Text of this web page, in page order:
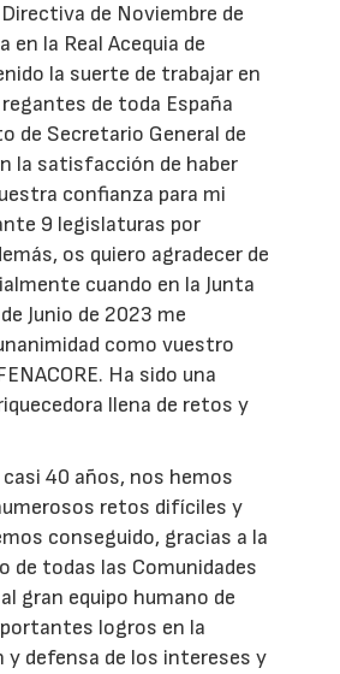
de Noviembre de
en la Real Acequia de
la suerte de trabajar en
de toda España
de Secretario General de
la satisfacción de haber
confianza para mi
9 legislaturas por
os quiero agradecer de
cuando en la Junta
Junio de 2023 me
como vuestro
Ha sido una
llena de retos y
40 años, nos hemos
retos difíciles y
conseguido, gracias a la
de todas las Comunidades
gran equipo humano de
logros en la
y defensa de los intereses y